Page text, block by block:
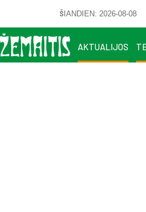
ŠIANDIEN: 2026-08-08
AKTUALIJOS